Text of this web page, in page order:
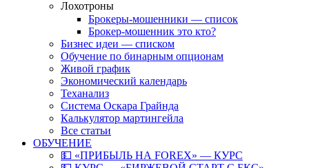
Лохотроны
Брокеры-мошенники — список
Брокер-мошенник это кто?
Бизнес идеи — списком
Обучение по бинарным опционам
Живой график
Экономический календарь
Теханализ
Система Оскара Грайнда
Калькулятор мартингейла
Все статьи
ОБУЧЕНИЕ
💵 «ПРИБЫЛЬ НА FOREX» — КУРС